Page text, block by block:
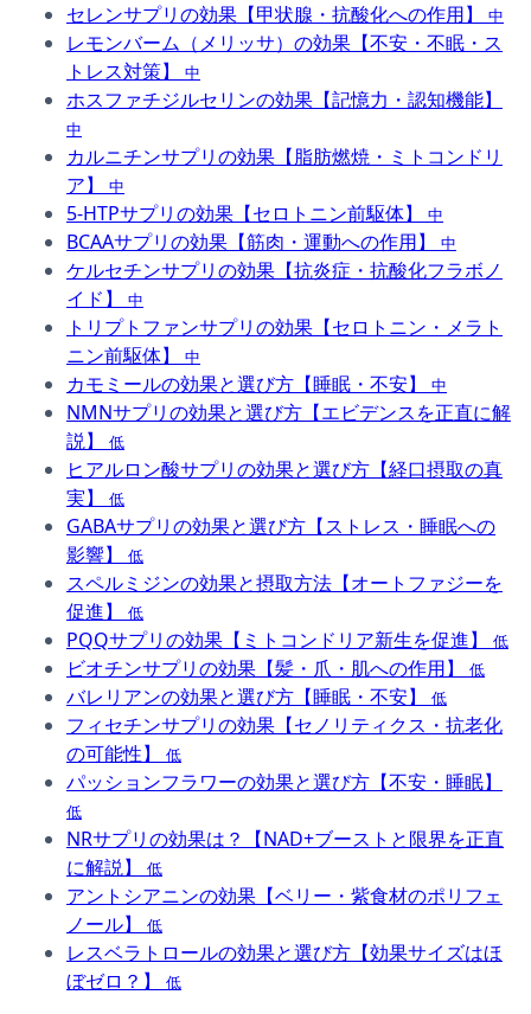
セレンサプリの効果【甲状腺・抗酸化への作用】 中
レモンバーム（メリッサ）の効果【不安・不眠・ス
トレス対策】
中
ホスファチジルセリンの効果【記憶力・認知機能】
中
カルニチンサプリの効果【脂肪燃焼・ミトコンドリ
ア】
中
5-HTPサプリの効果【セロトニン前駆体】 中
BCAAサプリの効果【筋肉・運動への作用】 中
ケルセチンサプリの効果【抗炎症・抗酸化フラボノ
イド】
中
トリプトファンサプリの効果【セロトニン・メラト
ニン前駆体】
中
カモミールの効果と選び方【睡眠・不安】 中
NMNサプリの効果と選び方【エビデンスを正直に解
説】
低
ヒアルロン酸サプリの効果と選び方【経口摂取の真
実】
低
GABAサプリの効果と選び方【ストレス・睡眠への
影響】
低
スペルミジンの効果と摂取方法【オートファジーを
促進】
低
PQQサプリの効果【ミトコンドリア新生を促進】 低
ビオチンサプリの効果【髪・爪・肌への作用】 低
バレリアンの効果と選び方【睡眠・不安】 低
フィセチンサプリの効果【セノリティクス・抗老化
の可能性】
低
パッションフラワーの効果と選び方【不安・睡眠】
低
NRサプリの効果は？【NAD+ブーストと限界を正直
に解説】
低
アントシアニンの効果【ベリー・紫食材のポリフェ
ノール】
低
レスベラトロールの効果と選び方【効果サイズはほ
ぼゼロ？】
低